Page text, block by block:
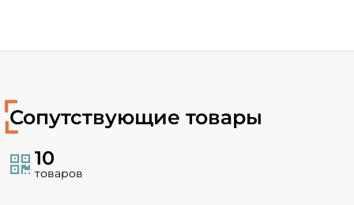
Сопутствующие товары
10
товаров